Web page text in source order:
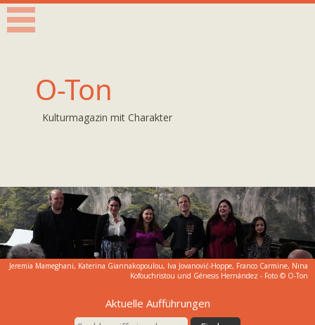
O-Ton
Kulturmagazin mit Charakter
Jeremia Mameghani, Katerina Giannakopoulou, Iva Jovanović-Hoppe, Franco Carmine, Nina
Kofouchristou und Génesis Hernández - Foto © O-Ton
Aktuelle Aufführungen